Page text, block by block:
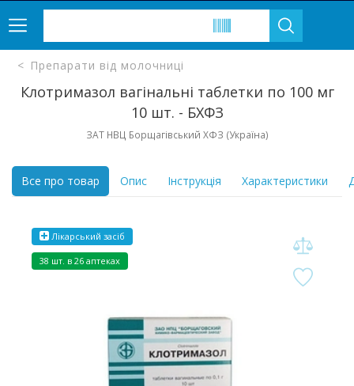
Препарати від молочниці
Клотримазол вагінальні таблетки по 100 мг
10 шт. - БХФЗ
ЗАТ НВЦ Борщагівський ХФЗ (Україна)
Все про товар Опис Інструкція Характеристики
Лікарський засіб
38 шт. в 26 аптеках